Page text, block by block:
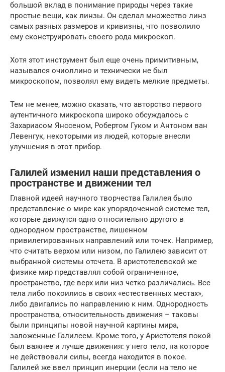
большой вклад в понимание природы через такие
простые вещи, как линзы. Он сделал множество линз
самых разных размеров и кривизны, что позволило
ему сконструировать своего рода микроскоп.
Хотя этот инструмент был еще очень примитивным,
назывался очиоллино и технически не был
микроскопом, позволял ему видеть мелкие предметы.
Тем не менее, можно сказать, что авторство первого
аутентичного микроскопа широко обсуждалось с
Захариасом Янссеном, Робертом Гуком и Антоном ван
Левенгук, некоторыми из людей, которые внесли
улучшения в этот прибор.
Галилей изменил наши представления о
пространстве и движении тел
Главной идеей научного творчества Галилея было
представление о мире как упорядоченной системе тел,
которые движутся одно относительно другого в
однородном пространстве, лишенном
привилегированных направлений или точек. Например,
что считать верхом или низом, по Галилею зависит от
выбранной системы отсчета. В аристотелевской же
физике мир представлял собой ограниченное,
пространство, где верх или низ четко различались. Все
тела либо покоились в своих «естественных местах»,
либо двигались по направлению к ним. Однородность
пространства, относительность движения – таковы
были принципы новой научной картины мира,
заложенные Галилеем. Кроме того, у Аристотеля покой
был важнее и лучше движения: у него тело, на которое
не действовали силы, всегда находится в покое.
Галилей же ввел принцип инерции (если на тело не